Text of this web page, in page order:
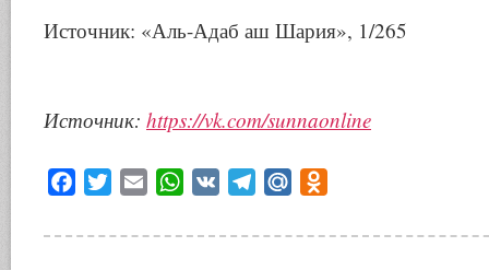
Источник: «Аль-Адаб аш Шария», 1/265
Источник: https://vk.com/sunnaonline
Facebook
Twitter Email WhatsApp
VK TelegramMail.Ru